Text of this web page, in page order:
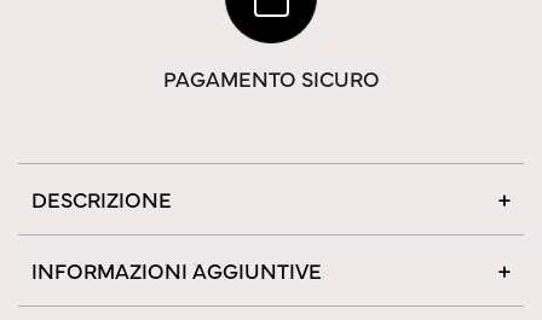
PAGAMENTO SICURO
DESCRIZIONE
INFORMAZIONI AGGIUNTIVE